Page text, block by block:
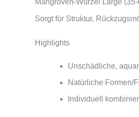
Mangroven-Wurzel Large
Sorgt für Struktur,
Highlights
Unschädliche,
Natürliche Formen/
Individuell